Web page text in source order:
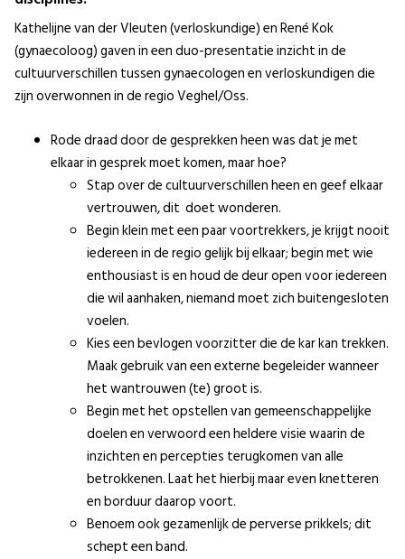
Kathelijne van der Vleuten (verloskundige) en René Kok
(gynaecoloog) gaven in een duo-presentatie inzicht in de
cultuurverschillen tussen gynaecologen en verloskundigen die
zijn overwonnen in de regio Veghel/Oss.
Rode draad door de gesprekken heen was dat je met
elkaar in gesprek moet komen, maar hoe?
Stap over de cultuurverschillen heen en geef elkaar
vertrouwen, dit doet wonderen.
Begin klein met een paar voortrekkers, je krijgt nooit
iedereen in de regio gelijk bij elkaar; begin met wie
enthousiast is en houd de deur open voor iedereen
die wil aanhaken, niemand moet zich buitengesloten
voelen.
Kies een bevlogen voorzitter die de kar kan trekken.
Maak gebruik van een externe begeleider wanneer
het wantrouwen (te) groot is.
Begin met het opstellen van gemeenschappelijke
doelen en verwoord een heldere visie waarin de
inzichten en percepties terugkomen van alle
betrokkenen. Laat het hierbij maar even knetteren
en borduur daarop voort.
Benoem ook gezamenlijk de perverse prikkels; dit
schept een band.